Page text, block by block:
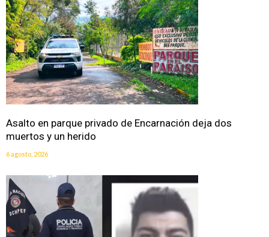
Asalto en parque privado de Encarnación deja dos
muertos y un herido
6 agosto, 2026